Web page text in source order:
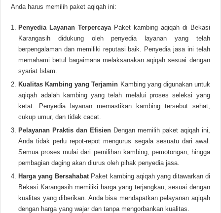
Anda harus memilih paket aqiqah ini:
Penyedia Layanan TerpercayaPaket kambing aqiqah di Bekasi
Karangasih didukung oleh penyedia layanan yang telah
berpengalaman dan memiliki reputasi baik. Penyedia jasa ini telah
memahami betul bagaimana melaksanakan aqiqah sesuai dengan
syariat Islam.
Kualitas Kambing yang Terjamin Kambing yang digunakan untuk
aqiqah adalah kambing yang telah melalui proses seleksi yang
ketat. Penyedia layanan memastikan kambing tersebut sehat,
cukup umur, dan tidak cacat.
Pelayanan Praktis dan Efisien Dengan memilih paket aqiqah ini,
Anda tidak perlu repot-repot mengurus segala sesuatu dari awal.
Semua proses mulai dari pemilihan kambing, pemotongan, hingga
pembagian daging akan diurus oleh pihak penyedia jasa.
Harga yang BersahabatPaket kambing aqiqah yang ditawarkan di
Bekasi Karangasih memiliki harga yang terjangkau, sesuai dengan
kualitas yang diberikan. Anda bisa mendapatkan pelayanan aqiqah
dengan harga yang wajar dan tanpa mengorbankan kualitas.